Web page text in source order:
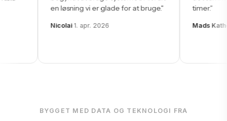
delt— 2 timer
vi er glade for at bruge."
timer."
31. mar. 2026
BYGGET MED DATA OG TEKNOLOGI FRA